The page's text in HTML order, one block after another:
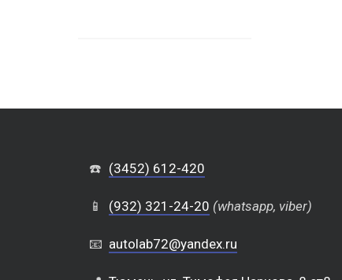
☎️ (3452) 612-420
📱 (932) 321-24-20 (whatsapp, viber)
📧 autolab72@yandex.ru